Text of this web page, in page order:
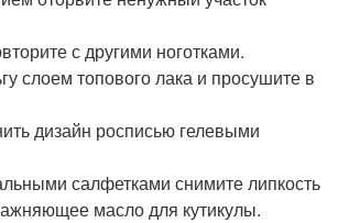
с другими ноготками.
слоем топового лака и просушите в
дизайн росписью гелевыми
салфетками снимите липкость
масло для кутикулы.